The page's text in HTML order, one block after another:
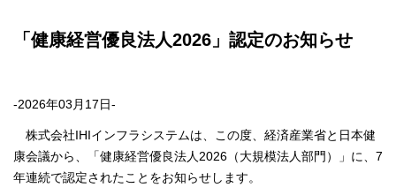
「健康経営優良法人2026」認定のお知らせ
-2026年03月17日-
株式会社IHIインフラシステムは、この度、経済産業省と日本健
康会議から、「健康経営優良法人2026（大規模法人部門）」に、7
年連続で認定されたことをお知らせします。